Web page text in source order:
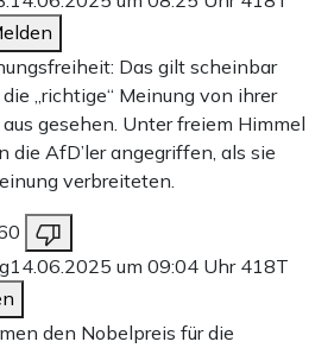
Das gilt scheinbar
die „richtige“ Meinung von ihrer
gesehen. Unter freiem Himmel
die AfD’ler angegriffen, als sie
verbreiteten.
14.06.2025 um 09:04 Uhr 418T
den Nobelpreis für die